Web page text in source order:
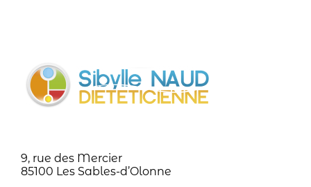
9, rue des Mercier
85100 Les Sables-d’Olonne